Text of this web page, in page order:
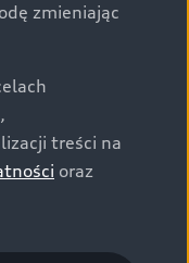
Partnerem Marki
marki Audi
pod
wymagania
z
wydanymi wg
wszystkim
zmieniając
treści na
oraz